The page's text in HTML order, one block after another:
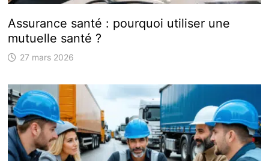
Assurance santé : pourquoi utiliser une
mutuelle santé ?
27 mars 2026